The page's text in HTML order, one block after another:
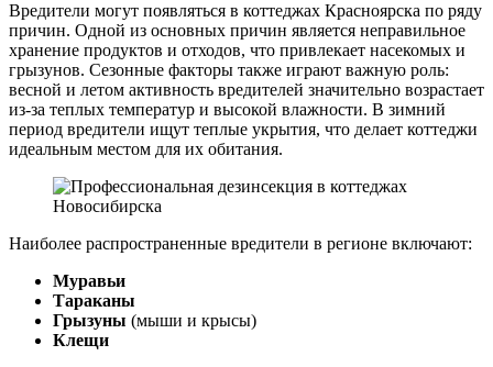
Вредители могут появляться в коттеджах Красноярска по ряду
причин. Одной из основных причин является неправильное
хранение продуктов и отходов, что привлекает насекомых и
грызунов. Сезонные факторы также играют важную роль:
весной и летом активность вредителей значительно возрастает
из-за теплых температур и высокой влажности. В зимний
период вредители ищут теплые укрытия, что делает коттеджи
идеальным местом для их обитания.
Наиболее распространенные вредители в регионе включают:
Муравьи
Тараканы
Грызуны (мыши и крысы)
Клещи